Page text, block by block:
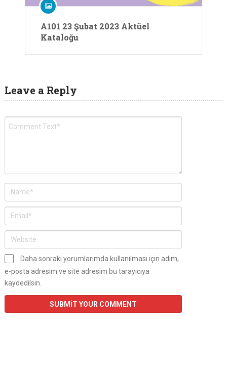
A101 23 Şubat 2023 Aktüel
Kataloğu
Leave a Reply
Daha sonraki yorumlarımda kullanılması için adım,
e-posta adresim ve site adresim bu tarayıcıya
kaydedilsin.